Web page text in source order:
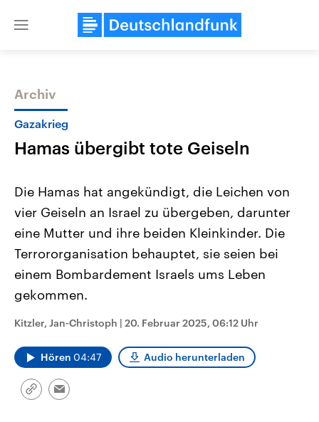
Close
Themen
USA
Aktuelle Beiträge, Analysen und
Hintergründe
Wirtschaftlich und militärisch
gehören die Vereinigten Staaten zu
den mächtigsten Ländern der Erde,
mit großem Einfluss auf das
aktuelle Weltgeschehen.
Nahostkonflikt
Aktuelle Lage und
Der Überfall der
Terrororganisation Hamas
Israel möchte die Hamas
Diese wird wie die
Sendungen Programm Podcasts
Audio-Archiv
Archiv
Gazakrieg
Hamas übergibt tote Geiseln
Die Hamas hat angekündigt, die Leichen von
vier Geiseln an Israel zu übergeben, darunter
eine Mutter und ihre beiden Kleinkinder. Die
Terrororganisation behauptet, sie seien bei
einem Bombardement Israels ums Leben
gekommen.
Kitzler, Jan-Christoph | 20. Februar 2025, 06:12 Uhr
Hören 04:47 Audio herunterladen
Link
Email